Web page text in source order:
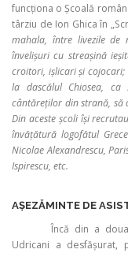
funcţiona o Şcoală
târziu de Ion Ghica în
mahala, între livezile de
învelişuri cu streaşină
croitori, işlicari şi
la dascălul Chiosea,
cântăreţilor din strană, să
Din aceste şcoli îşi
învăţătură logofătul
Nicolae Alexandrescu,
Ispirescu, etc.
AŞEZĂMINTE DE
Încă din a
Udricani a desfăşurat,